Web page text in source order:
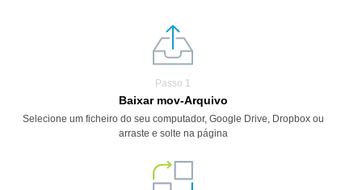
Passo 1
Baixar mov-Arquivo
Selecione um ficheiro do seu computador, Google Drive, Dropbox ou
arraste e solte na página